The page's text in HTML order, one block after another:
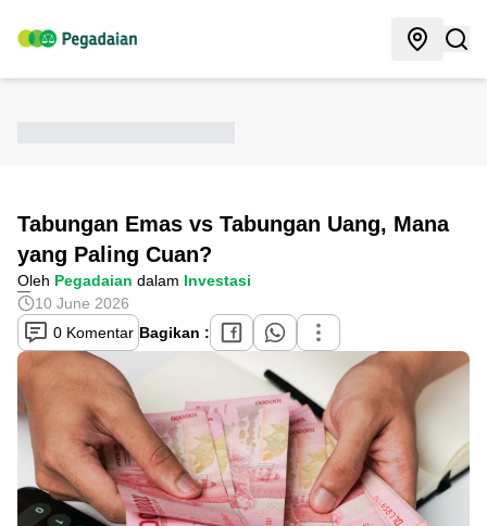
Tabungan Emas vs Tabungan Uang, Mana
yang Paling Cuan?
Oleh Pegadaian dalam Investasi
10 June 2026
0 Komentar Bagikan :